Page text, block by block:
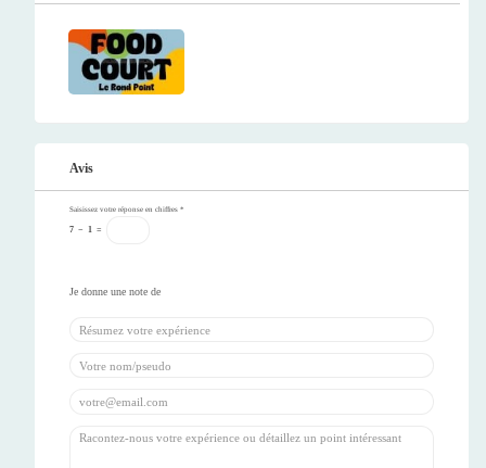
Avis
Saisissez votre réponse en chiffres *
7 − 1 =